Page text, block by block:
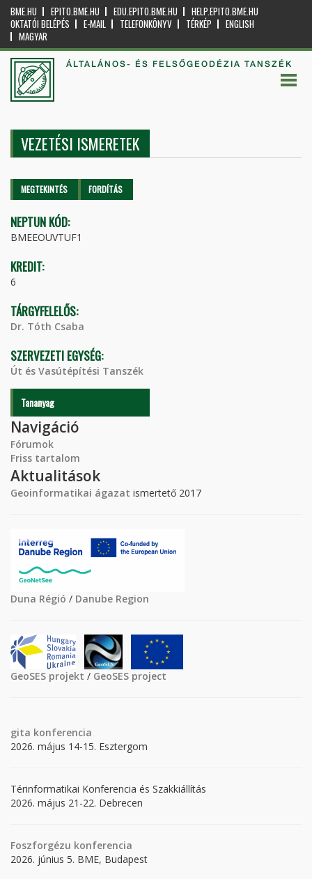
BME.HU EPITO.BME.HU EDU.EPITO.BME.HU
HELP.EPITO.BME.HU
OKTATÓI BELÉPÉS
E-MAIL TELEFONKÖNYV TÉRKÉP
ENGLISH
MAGYAR
ÁLTALÁNOS- ÉS FELSŐGEODÉZIA TANSZÉK
VEZETÉSI ISMERETEK
Elsődleges fülek
MEGTEKINTÉS (AKTÍVFORDÍTÁS
NEPTUN KÓD:
BMEEOUVTUF1
KREDIT:
6
TÁRGYFELELŐS:
Dr. Tóth Csaba
SZERVEZETI EGYSÉG:
Út és Vasútépítési Tanszék
Tananyag
Navigáció
Fórumok
Friss tartalom
Aktualitások
Geoinformatikai ágazat ismertető 2017
Duna Régió / Danube Region
GeoSES projekt / GeoSES project
gita konferencia
2026. május 14-15. Esztergom
Térinformatikai Konferencia és Szakkiállítás
2026. május 21-22. Debrecen
Foszforgézu konferencia
2026. június 5. BME, Budapest